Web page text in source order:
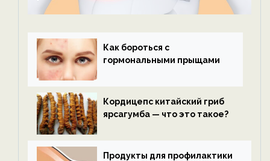
Как бороться с
гормональными прыщами
Кордицепс китайский гриб
ярсагумба — что это такое?
Продукты для профилактики